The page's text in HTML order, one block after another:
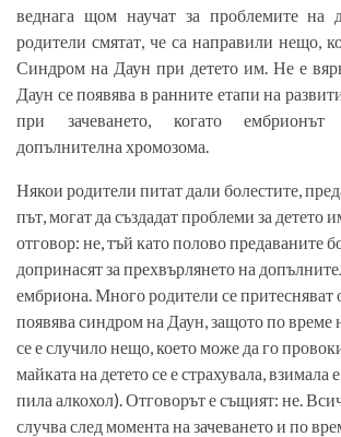
веднага щом научат за проблемите на
родители смятат, че са направили нещо,
Синдром на Даун при детето им. Не е
Даун се появява в ранните етапи на
при зачеването, когато ембрионът
допълнителна хромозома.
Някои родители питат дали болестите,
път, могат да създадат проблеми за детето
отговор: не, тъй като полово предаваните
допринасят за прехвърлянето на
ембриона. Много родители се притесняват
появява синдром на Даун, защото по време
се е случило нещо, което може да го
майката на детето се е страхувала, взимала
пила алкохол). Отговорът е същият: не.
случва след момента на зачеването и по